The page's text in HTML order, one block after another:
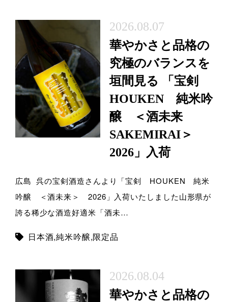
2026.08.07
華やかさと品格の
究極のバランスを
垣間見る 「宝剣
HOUKEN 純米吟
醸 ＜酒未来
SAKEMIRAI＞
2026」入荷
広島 呉の宝剣酒造さんより「宝剣 HOUKEN 純米
吟醸 ＜酒未来＞ 2026」入荷いたしました山形県が
誇る稀少な酒造好適米「酒未…
日本酒,純米吟醸,限定品
2026.08.04
華やかさと品格の